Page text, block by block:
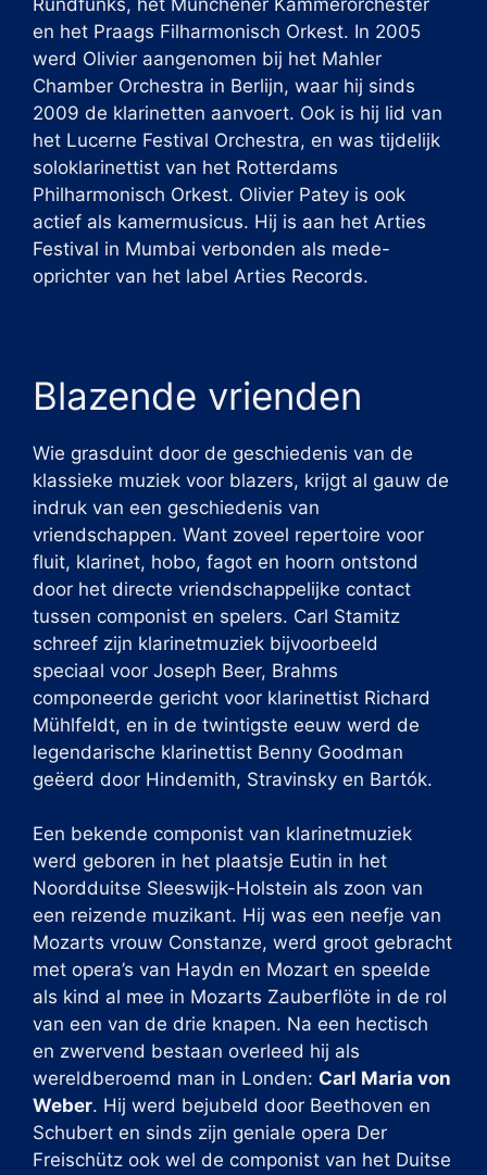
en het Praags Filharmonisch Orkest. In 2005
werd Olivier aangenomen bij het Mahler
Chamber Orchestra in Berlijn, waar hij sinds
2009 de klarinetten aanvoert. Ook is hij lid van
het Lucerne Festival Orchestra, en was tijdelijk
soloklarinettist van het Rotterdams
Philharmonisch Orkest. Olivier Patey is ook
actief als kamermusicus. Hij is aan het Arties
Festival in Mumbai verbonden als mede-
oprichter van het label Arties Records.
Blazende vrienden
Wie grasduint door de geschiedenis van de
klassieke muziek voor blazers, krijgt al gauw de
indruk van een geschiedenis van
vriendschappen. Want zoveel repertoire voor
fluit, klarinet, hobo, fagot en hoorn ontstond
door het directe vriendschappelijke contact
tussen componist en spelers. Carl Stamitz
schreef zijn klarinetmuziek bijvoorbeeld
speciaal voor Joseph Beer, Brahms
componeerde gericht voor klarinettist Richard
Mühlfeldt, en in de twintigste eeuw werd de
legendarische klarinettist Benny Goodman
geëerd door Hindemith, Stravinsky en Bartók.
Een bekende componist van klarinetmuziek
werd geboren in het plaatsje Eutin in het
Noordduitse Sleeswijk-Holstein als zoon van
een reizende muzikant. Hij was een neefje van
Mozarts vrouw Constanze, werd groot gebracht
met opera’s van Haydn en Mozart en speelde
als kind al mee in Mozarts Zauberflöte in de rol
van een van de drie knapen. Na een hectisch
en zwervend bestaan overleed hij als
wereldberoemd man in Londen: Carl Maria von
Weber. Hij werd bejubeld door Beethoven en
Schubert en sinds zijn geniale opera Der
Freischütz ook wel de componist van het Duitse